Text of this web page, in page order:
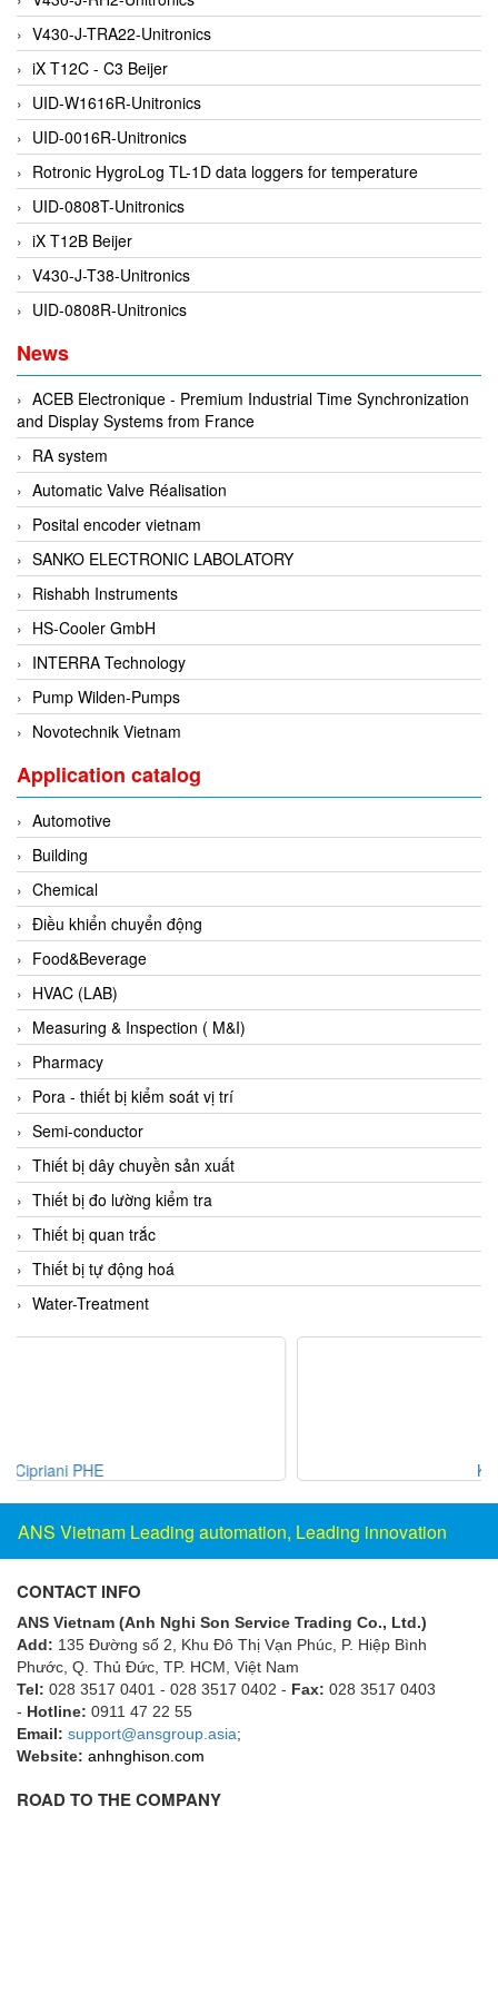
EPC
EPE Process Filters & Accumulators
Epro/Emerson
ERE WIRELESS
Erhardt-Leimer
Erhardt-Leimer
Erhardt-leimer
ERICHSEN
Erinda/Delta
ESA Automation Vietnam
Esa Pyronics
Euchner
EUCHNER GmbH + Co. KG VietNam
Eurotherm Vietnam
Eurovent
Evoqua
EXAIR
Exergen
Exide Technologies Vietnam
EXOR
FAIRCHILD
FANUC
FDM/ F.lli Della Marca Srl
FEIN
Felm
FESTO
FHF (EATON Crouse-Hinds)
Fife/ Maxcess
Fimet
Fine Suntronix
FineTek
Finna Sensors Vietnam
Fireye
Fischer
Fisher
FISO Vietnam
FLENDER
Flexaust
Flowline
Flow-Mon
Flowserve
Fluke Process Instruments Vietnam
FMS Vietnam
FOKO / Wintriss
Fomotech Vietnam
Forbes Marshall
FORNEY
V430-J-TRA22-Unitronics
iX T12C - C3 Beijer
UID-W1616R-Unitronics
UID-0016R-Unitronics
Rotronic HygroLog TL-1D data loggers for temperature
UID-0808T-Unitronics
iX T12B Beijer
V430-J-T38-Unitronics
UID-0808R-Unitronics
News
ACEB Electronique - Premium Industrial Time Synchronization
and Display Systems from France
RA system
Automatic Valve Réalisation
Posital encoder vietnam
SANKO ELECTRONIC LABOLATORY
Rishabh Instruments
HS-Cooler GmbH
INTERRA Technology
Pump Wilden-Pumps
Novotechnik Vietnam
Application catalog
Automotive
Building
Chemical
Điều khiển chuyển động
Food&Beverage
HVAC (LAB)
Measuring & Inspection ( M&I)
Pharmacy
Pora - thiết bị kiểm soát vị trí
Semi-conductor
Thiết bị dây chuyền sản xuất
Thiết bị đo lường kiểm tra
Thiết bị quan trắc
Thiết bị tự động hoá
Water-Treatment
ANS Vietnam Leading automation, Leading innovation
CONTACT INFO
ANS Vietnam (Anh Nghi Son Service Trading Co., Ltd.)
Add: 135 Đường số 2, Khu Đô Thị Vạn Phúc, P. Hiệp Bình
Phước, Q. Thủ Đức, TP. HCM , Việt Nam
Tel: 028 3517 0401 - 028 3517 0402 - Fax: 028 3517 0403
- Hotline: 0911 47 22 55
Email: support@ansgroup.asia;
Website: anhnghison.com
ROAD TO THE COMPANY